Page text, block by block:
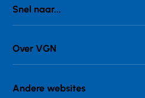
Snel naar...
Over VGN
Andere websites